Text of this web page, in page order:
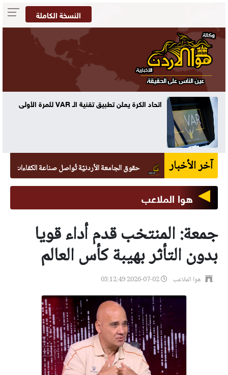
النسخة الكاملة
اتحاد الكرة يعلن تطبيق تقنية الـ VAR للمرة الأولى
آخر الأخبار حقوق الجامعة الأردنيّة تُواصل صناعة الكفاءات القانونيّة بتخريج 265
هوا الملاعب
جمعة: المنتخب قدم أداء قويا
بدون التأثر بهيبة كأس العالم
هوا الملاعب